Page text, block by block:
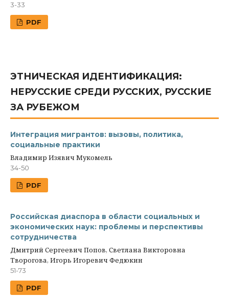
3-33
PDF
ЭТНИЧЕСКАЯ ИДЕНТИФИКАЦИЯ:
НЕРУССКИЕ СРЕДИ РУССКИХ, РУССКИЕ
ЗА РУБЕЖОМ
Интеграция мигрантов: вызовы, политика,
социальные практики
Владимир Изявич Мукомель
34-50
PDF
Российская диаспора в области социальных и
экономических наук: проблемы и перспективы
сотрудничества
Дмитрий Сергеевич Попов, Светлана Викторовна
Творогова, Игорь Игоревич Федюкин
51-73
PDF